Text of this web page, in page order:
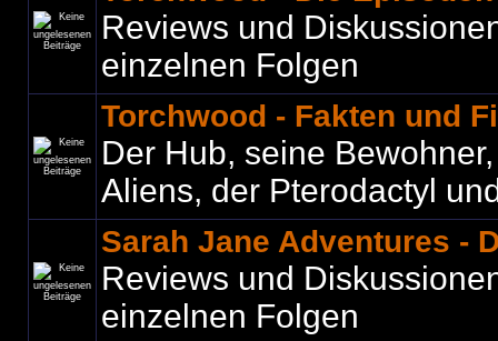
Reviews und
einzelnen Folgen
Torchwood - Fakten und
Der Hub, seine
Aliens, der Pterodactyl
Sarah Jane Adventures -
Reviews und
einzelnen Folgen